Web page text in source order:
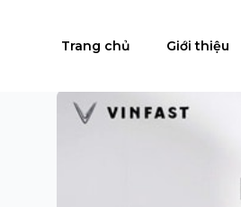
Trang chủ Giới thiệu